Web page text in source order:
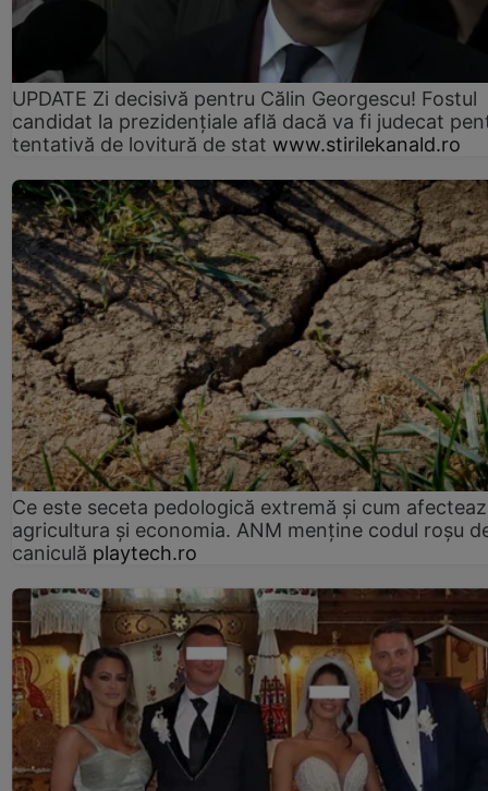
UPDATE Zi decisivă pentru Călin Georgescu! Fostul
candidat la prezidențiale află dacă va fi judecat
tentativă de lovitură de stat www.stirilekanald.ro
Ce este seceta pedologică extremă și cum
agricultura și economia. ANM menține codul roșu
caniculă playtech.ro